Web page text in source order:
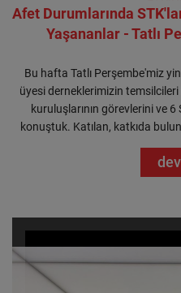
Afet Durumlarında
Yaşananlar - Tatlı
Bu hafta Tatlı Perşembe'miz
üyesi derneklerimizin
kuruluşlarının görevlerini ve
konuştuk. Katılan, katkıda